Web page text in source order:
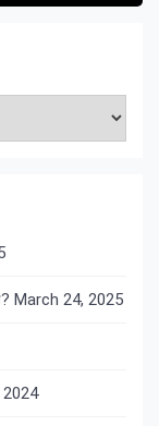
March 24, 2025